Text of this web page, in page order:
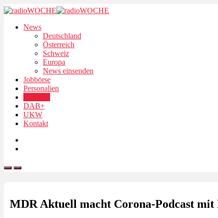
News
Deutschland
Österreich
Schweiz
Europa
News einsenden
Jobbörse
Personalien
DAB+
UKW
Kontakt
MDR Aktuell macht Corona-Podcast mit